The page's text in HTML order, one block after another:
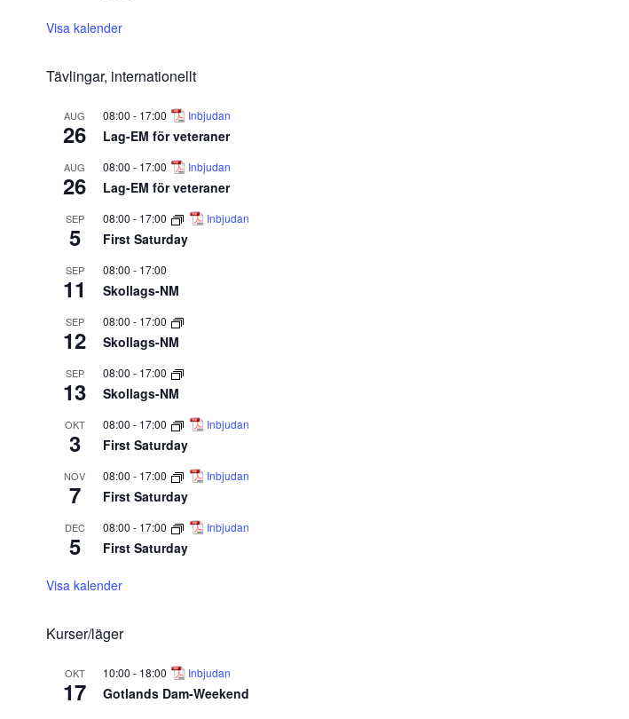
Visa kalender
Tävlingar, internationellt
AUG
26
08:00 - 17:00 Inbjudan
Lag-EM för veteraner
AUG
26
08:00 - 17:00 Inbjudan
Lag-EM för veteraner
SEP
5
08:00 - 17:00 Inbjudan
First Saturday
SEP
11
08:00 - 17:00
Skollags-NM
SEP
12
08:00 - 17:00
Skollags-NM
SEP
13
08:00 - 17:00
Skollags-NM
OKT
3
08:00 - 17:00 Inbjudan
First Saturday
NOV
7
08:00 - 17:00 Inbjudan
First Saturday
DEC
5
08:00 - 17:00 Inbjudan
First Saturday
Visa kalender
Kurser/läger
OKT
17
10:00 - 18:00 Inbjudan
Gotlands Dam-Weekend